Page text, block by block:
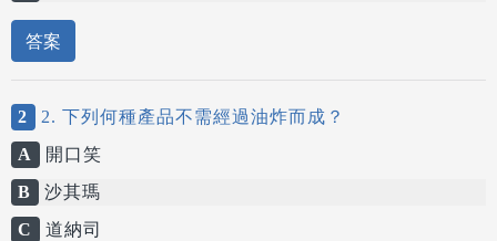
答案
2
2. 下列何種產品不需經過油炸而成？
A
開口笑
B
沙其瑪
C
道納司